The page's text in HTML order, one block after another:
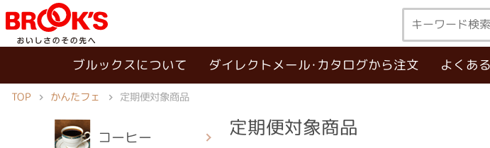
ブルックスについて ダイレクトメール･カタログから注文 よくあ
TOP かんたフェ 定期便対象商品
コーヒー 定期便対象商品